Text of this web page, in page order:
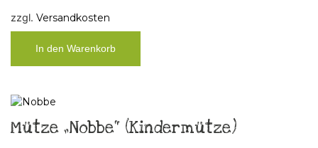
zzgl. Versandkosten
In den Warenkorb
Mütze „Nobbe“ (Kindermütze)